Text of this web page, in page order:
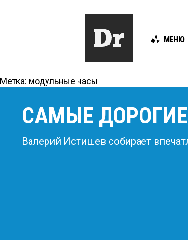
МЕНЮ
Метка: модульные часы
САМЫЕ ДОРОГИЕ
Валерий Истишев собирает